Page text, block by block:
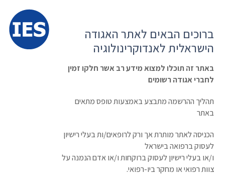
הרשמה ועדכון נתונים
כניסת חברים
ראשי » אירגונים ואיגודים
אירגונים ואיגודים
אתרי חברות מקצועיות בארץ:
ברוכים הבאים לאתר האגודה
הישראלית לאנדוקרינולוגיה
באתר זה תוכלו למצוא מידע רב אשר חלקו זמין
לחברי אגודה רשומים
תהליך ההרשמה מתבצע באמצעות טופס מתאים
באתר
הכניסה לאתר מותרת אך ורק לרופאים/ות בעלי רישיון
לעסוק ברפואה בישראל
ו/או בעלי רישיון לעסוק ברוקחות ו/או אדם הנמנה על
צוות רפואי או מחקר ביו-רפואי.